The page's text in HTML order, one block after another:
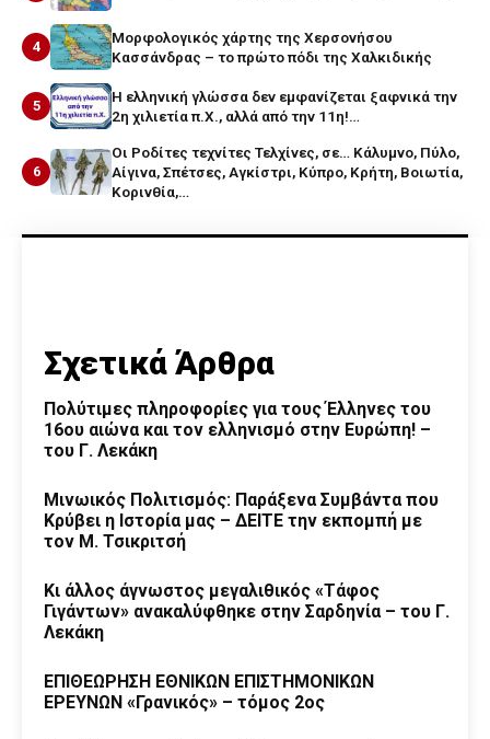
4
Μορφολογικός χάρτης της Χερσονήσου
Κασσάνδρας – το πρώτο πόδι της Χαλκιδικής
5
Η ελληνική γλώσσα δεν εμφανίζεται ξαφνικά την
2η χιλιετία π.Χ., αλλά από την 11η!…
6
Οι Ροδίτες τεχνίτες Τελχίνες, σε… Κάλυμνο, Πύλο,
Αίγινα, Σπέτσες, Αγκίστρι, Κύπρο, Κρήτη, Βοιωτία,
Κορινθία,…
Σχετικά Άρθρα
Πολύτιμες πληροφορίες για τους Έλληνες του
16ου αιώνα και τον ελληνισμό στην Ευρώπη! –
του Γ. Λεκάκη
Μινωικός Πολιτισμός: Παράξενα Συμβάντα που
Κρύβει η Ιστορία μας – ΔΕΙΤΕ την εκπομπή με
τον Μ. Τσικριτσή
Κι άλλος άγνωστος μεγαλιθικός «Τάφος
Γιγάντων» ανακαλύφθηκε στην Σαρδηνία – του Γ.
Λεκάκη
ΕΠΙΘΕΩΡΗΣΗ ΕΘΝΙΚΩΝ ΕΠΙΣΤΗΜΟΝΙΚΩΝ
ΕΡΕΥΝΩΝ «Γρανικός» – τόμος 2ος